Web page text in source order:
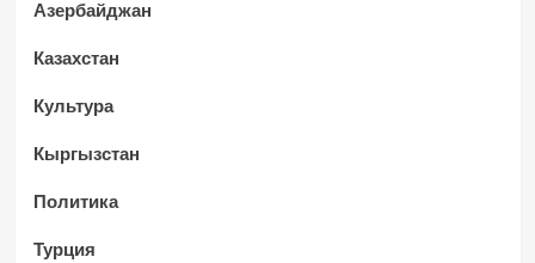
Азербайджан
Казахстан
Культура
Кыргызстан
Политика
Турция